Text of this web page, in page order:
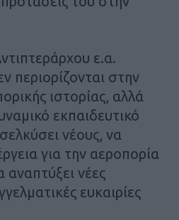
ε.α.
περιορίζονται στην
ιστορίας, αλλά
εκπαιδευτικό
νέους, να
για την αεροπορία
αναπτύξει νέες
ευκαιρίες